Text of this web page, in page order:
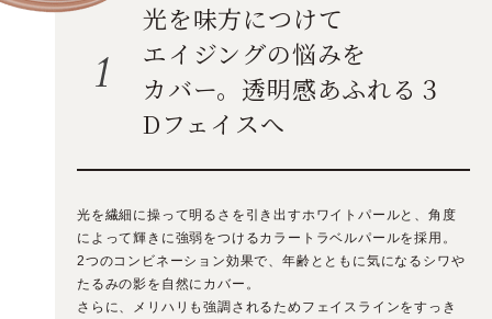
光を味方につけて
エイジングの悩みを
カバー。 透明感あふれる３
Dフェイスへ
光を繊細に操って明るさを引き出すホワイトパールと、角度
によって輝きに強弱をつけるカラートラベルパールを採用。
2つのコンビネーション効果で、年齢とともに気になるシワや
たるみの影を自然にカバー。
さらに、メリハリも強調されるためフェイスラインをすっき